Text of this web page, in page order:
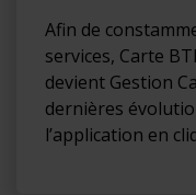
Afin de
services, Carte
devient Gestion
dernières
l’application en